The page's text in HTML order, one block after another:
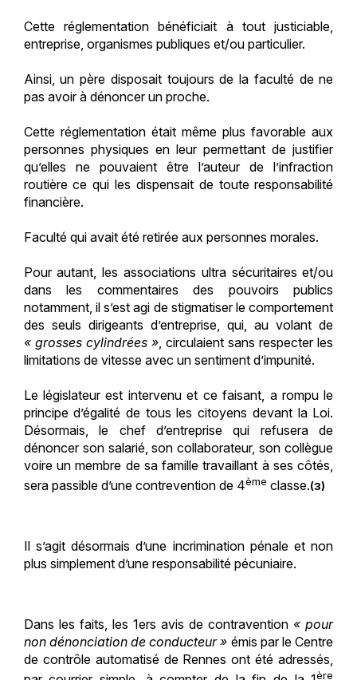
Cette réglementation bénéficiait à tout justiciable,
entreprise, organismes publiques et/ou particulier.
Ainsi, un père disposait toujours de la faculté de ne
pas avoir à dénoncer un proche.
Cette réglementation était même plus favorable aux
personnes physiques en leur permettant de justifier
qu’elles ne pouvaient être l’auteur de l’infraction
routière ce qui les dispensait de toute responsabilité
financière.
Faculté qui avait été retirée aux personnes morales.
Pour autant, les associations ultra sécuritaires et/ou
dans les commentaires des pouvoirs publics
notamment, il s’est agi de stigmatiser le comportement
des seuls dirigeants d’entreprise, qui, au volant de
« grosses cylindrées », circulaient sans respecter les
limitations de vitesse avec un sentiment d’impunité.
Le législateur est intervenu et ce faisant, a rompu le
principe d’égalité de tous les citoyens devant la Loi.
Désormais, le chef d’entreprise qui refusera de
dénoncer son salarié, son collaborateur, son collègue
voire un membre de sa famille travaillant à ses côtés,
sera passible d’une contrevention de 4ème classe.(3)
Il s’agit désormais d’une incrimination pénale et non
plus simplement d’une responsabilité pécuniaire.
Dans les faits, les 1ers avis de contravention « pour
non dénonciation de conducteur » émis par le Centre
de contrôle automatisé de Rennes ont été adressés,
ère